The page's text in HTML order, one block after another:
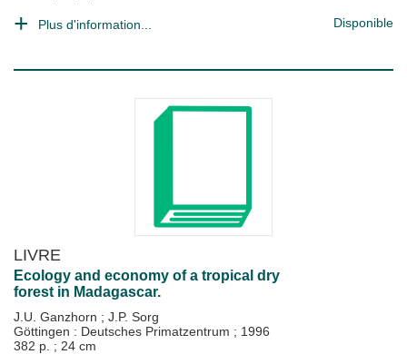
Plus d'information... Disponible
LIVRE
Ecology and economy of a tropical dry
forest in Madagascar.
J.U. Ganzhorn ; J.P. Sorg
Göttingen : Deutsches Primatzentrum ; 1996
382 p. ; 24 cm